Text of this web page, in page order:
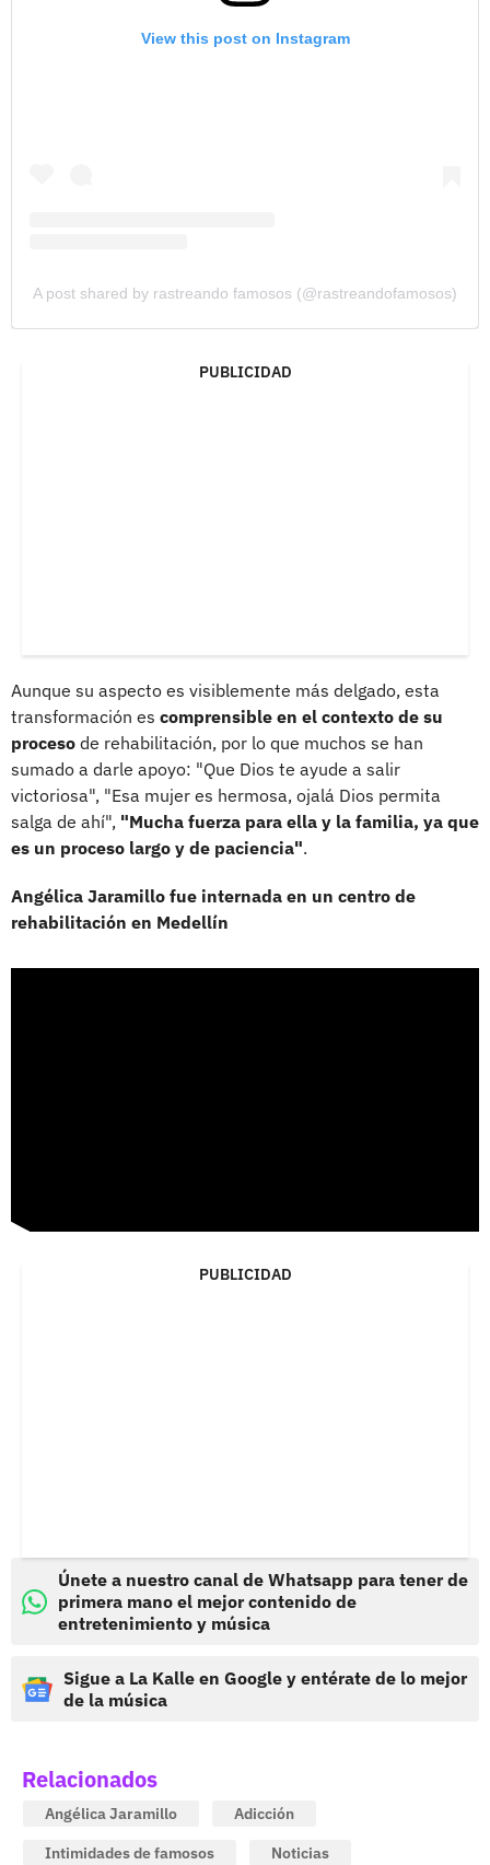
View this post on Instagram
A post shared by rastreando famosos (@rastreandofamosos)
PUBLICIDAD
Aunque su aspecto es visiblemente más delgado, esta
transformación es comprensible en el contexto de su
proceso de rehabilitación, por lo que muchos se han
sumado a darle apoyo: "Que Dios te ayude a salir
victoriosa", "Esa mujer es hermosa, ojalá Dios permita
salga de ahí", "Mucha fuerza para ella y la familia, ya que
es un proceso largo y de paciencia".
Angélica Jaramillo fue internada en un centro de
rehabilitación en Medellín
PUBLICIDAD
Únete a nuestro canal de Whatsapp para tener de
primera mano el mejor contenido de
entretenimiento y música
Sigue a La Kalle en Google y entérate de lo mejor
de la música
Relacionados
Angélica Jaramillo
Adicción
Intimidades de famosos
Noticias